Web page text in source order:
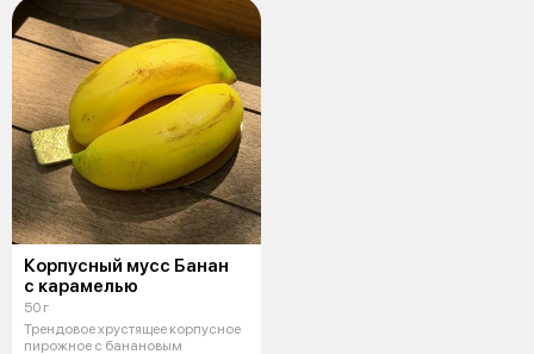
Корпусный мусс Банан
с карамелью
50 г
Трендовое хрустящее корпусное
пирожное с банановым